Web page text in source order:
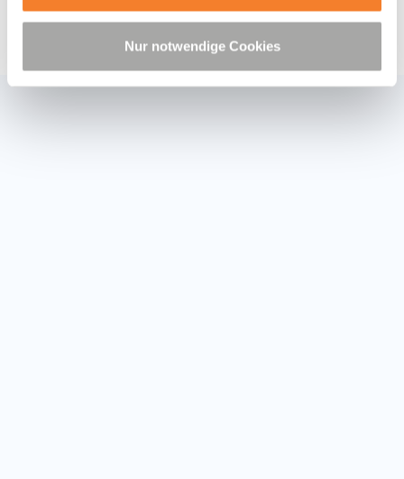
Nur notwendige Cookies
Mit dem Absenden des Formulars bestätigst du, unsere
haben.